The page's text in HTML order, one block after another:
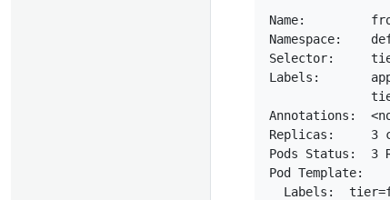
Name:
Namespace:
Selector:
Labels:
Annotations:
Replicas:     3
Pods Status:  3
Pod Template:
Labels: